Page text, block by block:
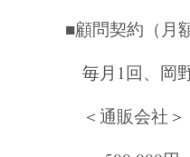
■顧問契約（月
毎月1回、岡
＜通販会社＞